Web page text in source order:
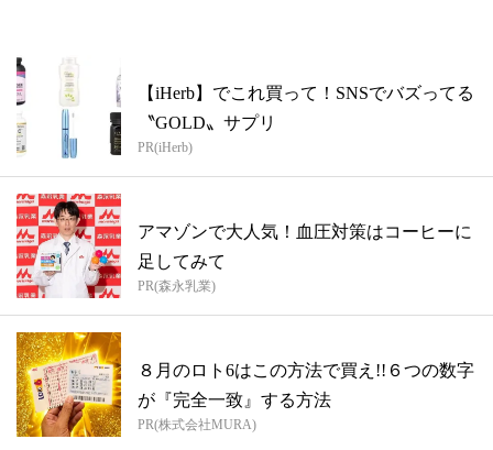
【iHerb】でこれ買って！SNSでバズってる
〝GOLD〟サプリ
PR(iHerb)
アマゾンで大人気！血圧対策はコーヒーに
足してみて
PR(森永乳業)
８月のロト6はこの方法で買え!!６つの数字
が『完全一致』する方法
PR(株式会社MURA)